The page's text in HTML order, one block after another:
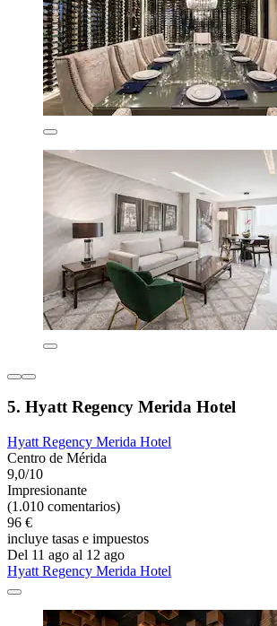
5. Hyatt Regency Merida Hotel
Hyatt Regency Merida Hotel
Centro de Mérida
9,0/10
Impresionante
(1.010 comentarios)
96 €
incluye tasas e impuestos
Del 11 ago al 12 ago
Hyatt Regency Merida Hotel